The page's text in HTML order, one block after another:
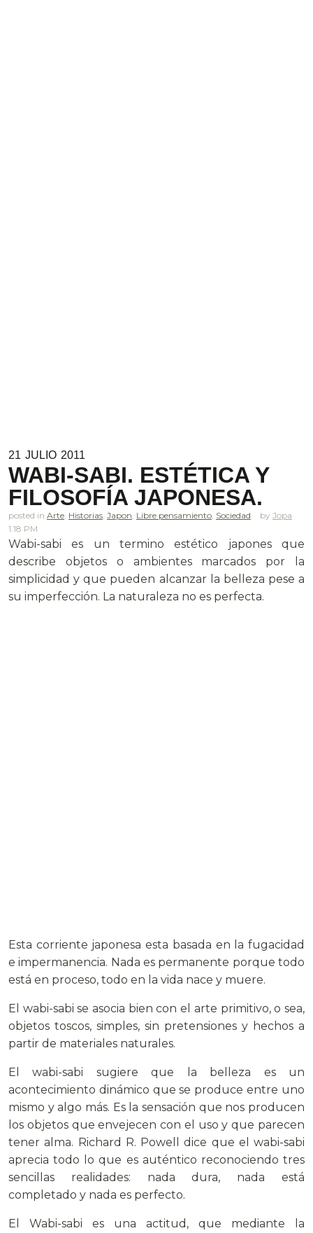
21 JULIO 2011
WABI-SABI. ESTÉTICA Y
FILOSOFÍA JAPONESA.
posted in Arte Historias Japon Libre pensamiento Sociedad
Jopa
1.18 PM
Wabi-sabi es un termino estético japones que
describe objetos o ambientes marcados por la
simplicidad y que pueden alcanzar la belleza pese a
su imperfección. La naturaleza no es perfecta.
Esta corriente japonesa esta basada en la fugacidad
e impermanencia. Nada es permanente porque todo
está en proceso, todo en la vida nace y muere.
El wabi-sabi se asocia bien con el arte primitivo, o sea,
objetos toscos, simples, sin pretensiones y hechos a
partir de materiales naturales.
El wabi-sabi sugiere que la belleza es un
acontecimiento dinámico que se produce entre uno
mismo y algo más. Es la sensación que nos producen
los objetos que envejecen con el uso y que parecen
tener alma. Richard R. Powell dice que el wabi-sabi
aprecia todo lo que es auténtico reconociendo tres
sencillas realidades: nada dura, nada está
completado y nada es perfecto.
El Wabi-sabi es una actitud, que mediante la